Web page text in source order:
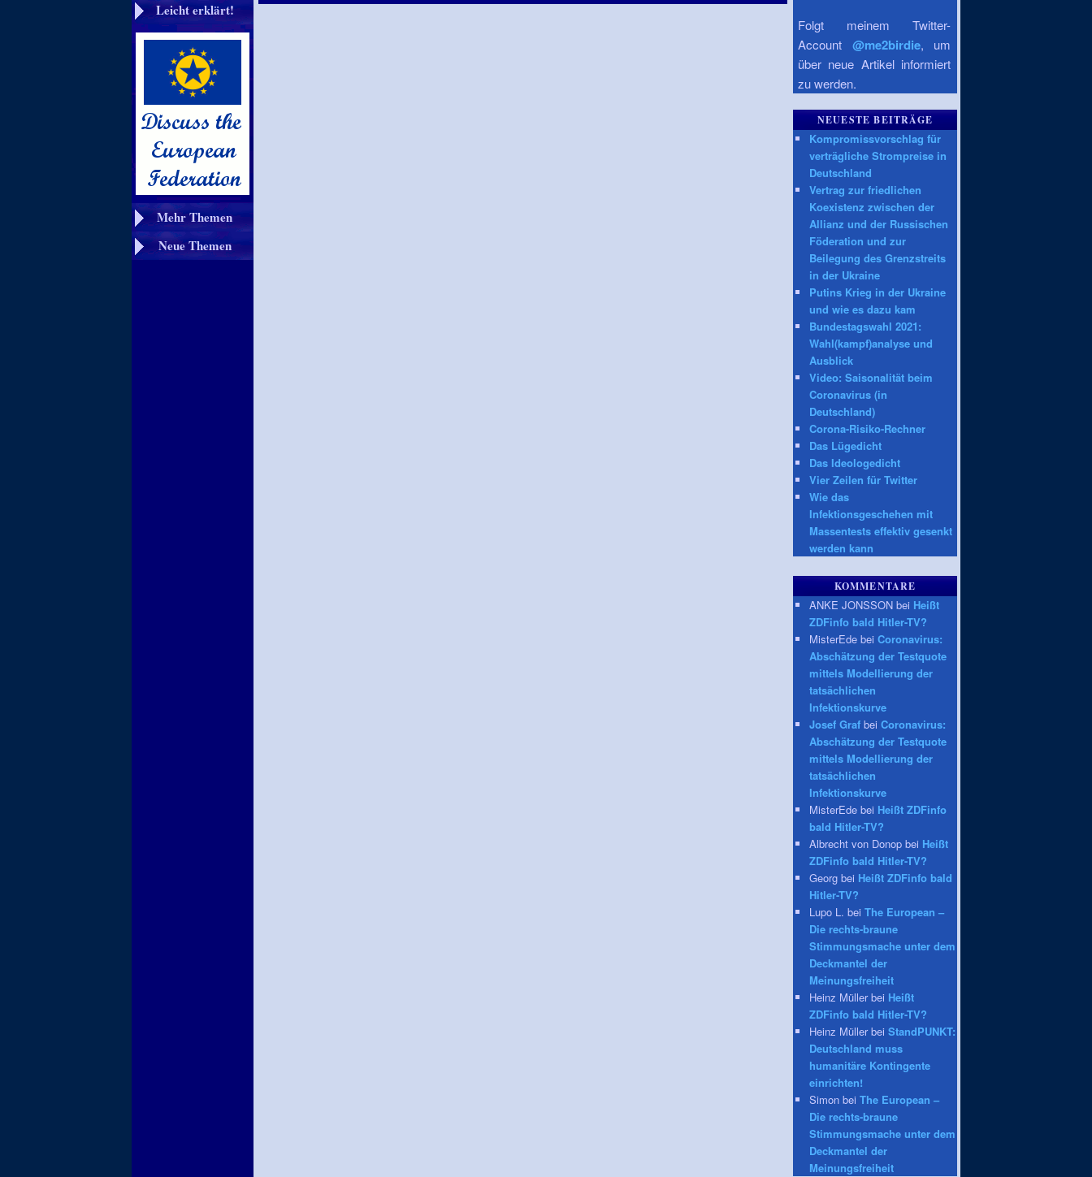
Leicht erklärt!
Mehr Themen
Neue Themen
Folgt meinem Twitter-
Account @me2birdie, um
über neue Artikel informiert
zu werden.
NEUESTE BEITRÄGE
Kompromissvorschlag für
verträgliche Strompreise in
Deutschland
Vertrag zur friedlichen
Koexistenz zwischen der
Allianz und der Russischen
Föderation und zur
Beilegung des Grenzstreits
in der Ukraine
Putins Krieg in der Ukraine
und wie es dazu kam
Bundestagswahl 2021:
Wahl(kampf)analyse und
Ausblick
Video: Saisonalität beim
Coronavirus (in
Deutschland)
Corona-Risiko-Rechner
Das Lügedicht
Das Ideologedicht
Vier Zeilen für Twitter
Wie das
Infektionsgeschehen mit
Massentests effektiv gesenkt
werden kann
KOMMENTARE
ANKE JONSSON bei Heißt
ZDFinfo bald Hitler-TV?
MisterEde bei Coronavirus:
Abschätzung der Testquote
mittels Modellierung der
tatsächlichen
Infektionskurve
Josef Graf bei Coronavirus:
Abschätzung der Testquote
mittels Modellierung der
tatsächlichen
Infektionskurve
MisterEde bei Heißt ZDFinfo
bald Hitler-TV?
Albrecht von Donop bei Heißt
ZDFinfo bald Hitler-TV?
Georg bei Heißt ZDFinfo bald
Hitler-TV?
Lupo L. bei The European –
Die rechts-braune
Stimmungsmache unter dem
Deckmantel der
Meinungsfreiheit
Heinz Müller bei Heißt
ZDFinfo bald Hitler-TV?
Heinz Müller bei StandPUNKT:
Deutschland muss
humanitäre Kontingente
einrichten!
Simon bei The European –
Die rechts-braune
Stimmungsmache unter dem
Deckmantel der
Meinungsfreiheit